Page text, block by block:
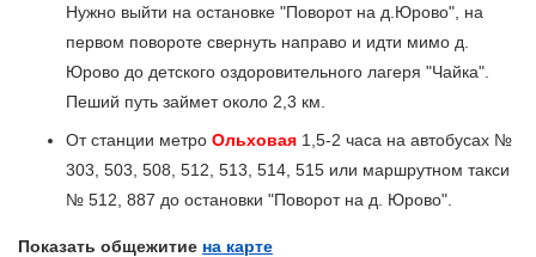
Нужно выйти на остановке "Поворот на д.Юрово", на
первом повороте свернуть направо и идти мимо д.
Юрово до детского оздоровительного лагеря "Чайка".
Пеший путь займет около 2,3 км.
От станции метро Ольховая 1,5-2 часа на автобусах №
303, 503, 508, 512, 513, 514, 515 или маршрутном такси
№ 512, 887 до остановки "Поворот на д. Юрово".
Показать общежитие на карте